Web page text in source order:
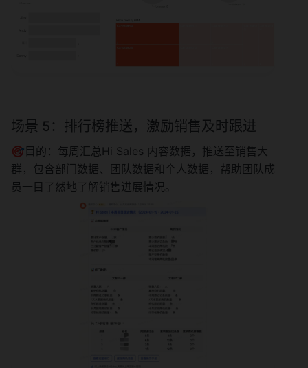
场景 5：排行榜推送，激励销售及时跟进
🎯目的：每周汇总Hi Sales 内容数据，推送至销售大
群，包含部门数据、团队数据和个人数据，帮助团队成
员一目了然地了解销售进展情况。